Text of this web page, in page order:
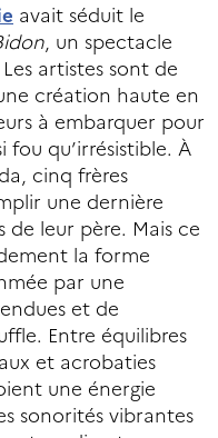
avait séduit le
, un spectacle
artistes sont de
création haute en
à embarquer pour
qu’irrésistible. À
cinq frères
une dernière
de leur père. Mais ce
la forme
par une
et de
Entre équilibres
et acrobaties
une énergie
sonorités vibrantes